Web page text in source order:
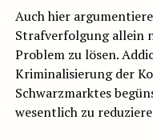
Auch hier
Strafverfolgung allein
Problem zu lösen.
Kriminalisierung der
Schwarzmarktes
wesentlich zu